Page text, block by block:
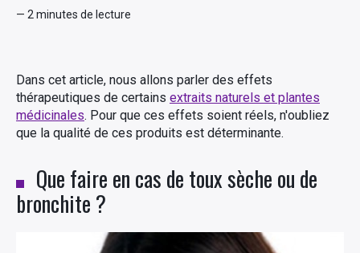
— 2 minutes de lecture
Dans cet article, nous allons parler des effets
thérapeutiques de certains extraits naturels et plantes
médicinales. Pour que ces effets soient réels, n'oubliez
que la qualité de ces produits est déterminante.
Que faire en cas de toux sèche ou de
bronchite ?